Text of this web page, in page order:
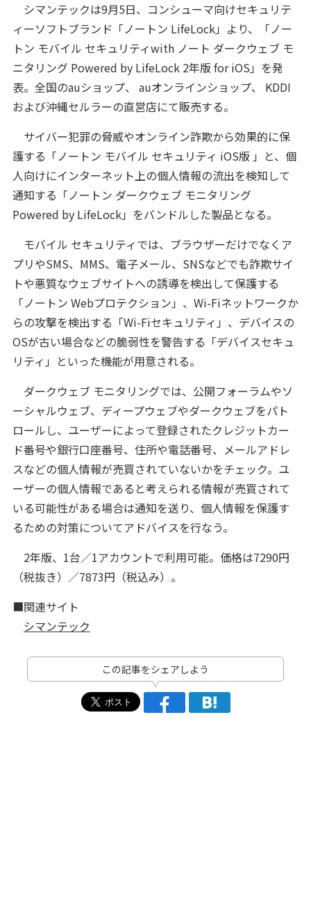
シマンテックは9月5日、コンシューマ向けセキュリテ
ィーソフトブランド「ノートン LifeLock」より、「ノー
トン モバイル セキュリティwith ノート ダークウェブ モ
ニタリング Powered by LifeLock 2年版 for iOS」を発
表。全国のauショップ、 auオンラインショップ、 KDDI
および沖縄セルラーの直営店にて販売する。
サイバー犯罪の脅威やオンライン詐欺から効果的に保
護する「ノートン モバイル セキュリティ iOS版 」と、個
人向けにインターネット上の個人情報の流出を検知して
通知する「ノートン ダークウェブ モニタリング
Powered by LifeLock」をバンドルした製品となる。
モバイル セキュリティでは、ブラウザーだけでなくア
プリやSMS、MMS、電子メール、SNSなどでも詐欺サイ
トや悪質なウェブサイトへの誘導を検出して保護する
「ノートン Webプロテクション」、Wi-Fiネットワークか
らの攻撃を検出する「Wi-Fiセキュリティ」、デバイスの
OSが古い場合などの脆弱性を警告する「デバイスセキュ
リティ」といった機能が用意される。
ダークウェブ モニタリングでは、公開フォーラムやソ
ーシャルウェブ、ディープウェブやダークウェブをパト
ロールし、ユーザーによって登録されたクレジットカー
ド番号や銀行口座番号、住所や電話番号、メールアドレ
スなどの個人情報が売買されていないかをチェック。ユ
ーザーの個人情報であると考えられる情報が売買されて
いる可能性がある場合は通知を送り、個人情報を保護す
るための対策についてアドバイスを行なう。
2年版、1台／1アカウントで利用可能。価格は7290円
（税抜き）／7873円（税込み）。
■関連サイト
シマンテック
この記事をシェアしよう